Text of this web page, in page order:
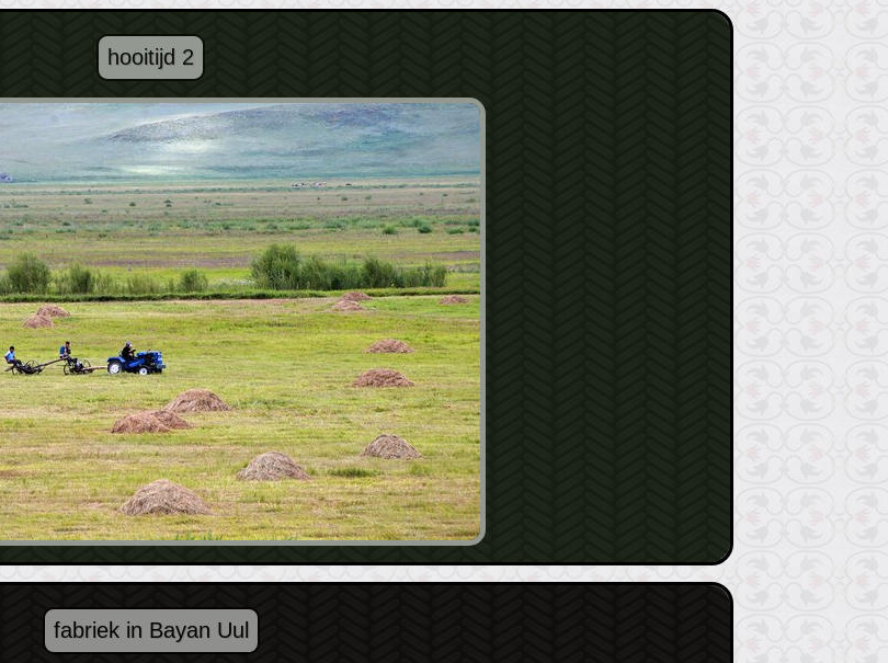
hooitijd 2
fabriek in Bayan Uul